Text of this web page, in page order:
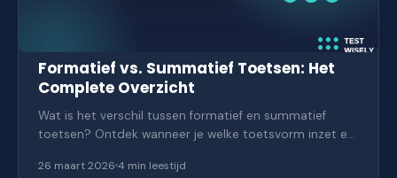
Formatief vs. Summatief Toetsen: Het
Complete Overzicht
Wat is het verschil tussen formatief en summatief
toetsen? Ontdek wanneer je welke toetsvorm inzet en
26 maart 2026 4 min leestijd